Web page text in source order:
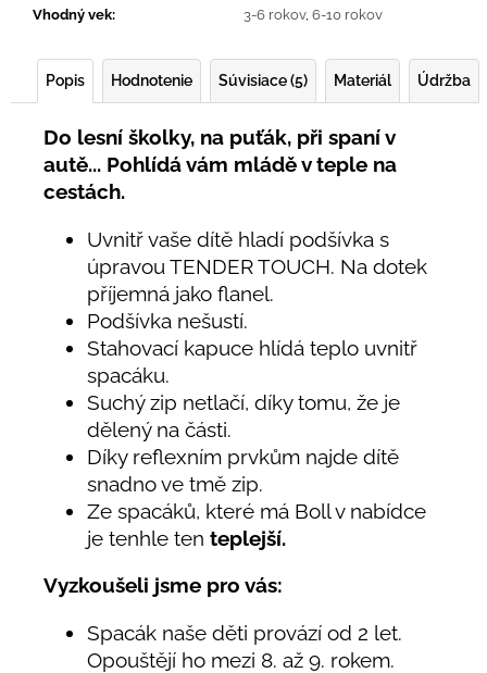
Vhodný vek: 3-6 rokov, 6-10 rokov
Popis Hodnotenie Súvisiace (5) Materiál Údržba
Do lesní školky, na puťák, při spaní v
autě... Pohlídá vám mládě v teple na
cestách.
Uvnitř vaše dítě hladí podšívka s
úpravou TENDER TOUCH. Na dotek
příjemná jako flanel.
Podšívka nešustí.
Stahovací kapuce hlídá teplo uvnitř
spacáku.
Suchý zip netlačí, díky tomu, že je
dělený na části.
Díky reflexním prvkům najde dítě
snadno ve tmě zip.
Ze spacáků, které má Boll v nabídce
je tenhle ten teplejší.
Vyzkoušeli jsme pro vás:
Spacák naše děti provází od 2 let.
Opouštějí ho mezi 8. až 9. rokem.